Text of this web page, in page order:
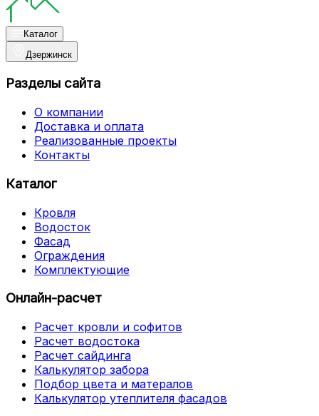
Каталог
Дзержинск
Разделы сайта
О компании
Доставка и оплата
Реализованные проекты
Контакты
Каталог
Кровля
Водосток
Фасад
Ограждения
Комплектующие
Онлайн-расчет
Расчет кровли и софитов
Расчет водостока
Расчет сайдинга
Калькулятор забора
Подбор цвета и матералов
Калькулятор утеплителя фасадов